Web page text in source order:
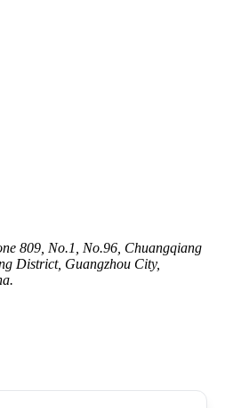
809, No.1, No.96, Chuangqiang
District, Guangzhou City,